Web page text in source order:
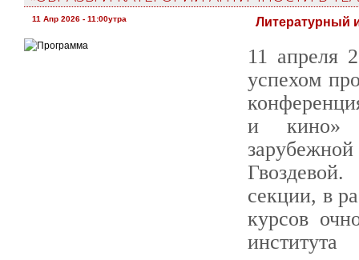
11 Апр 2026 - 11:00утра Литературный
11 апреля
успехом
и кино»
секции, в
курсов